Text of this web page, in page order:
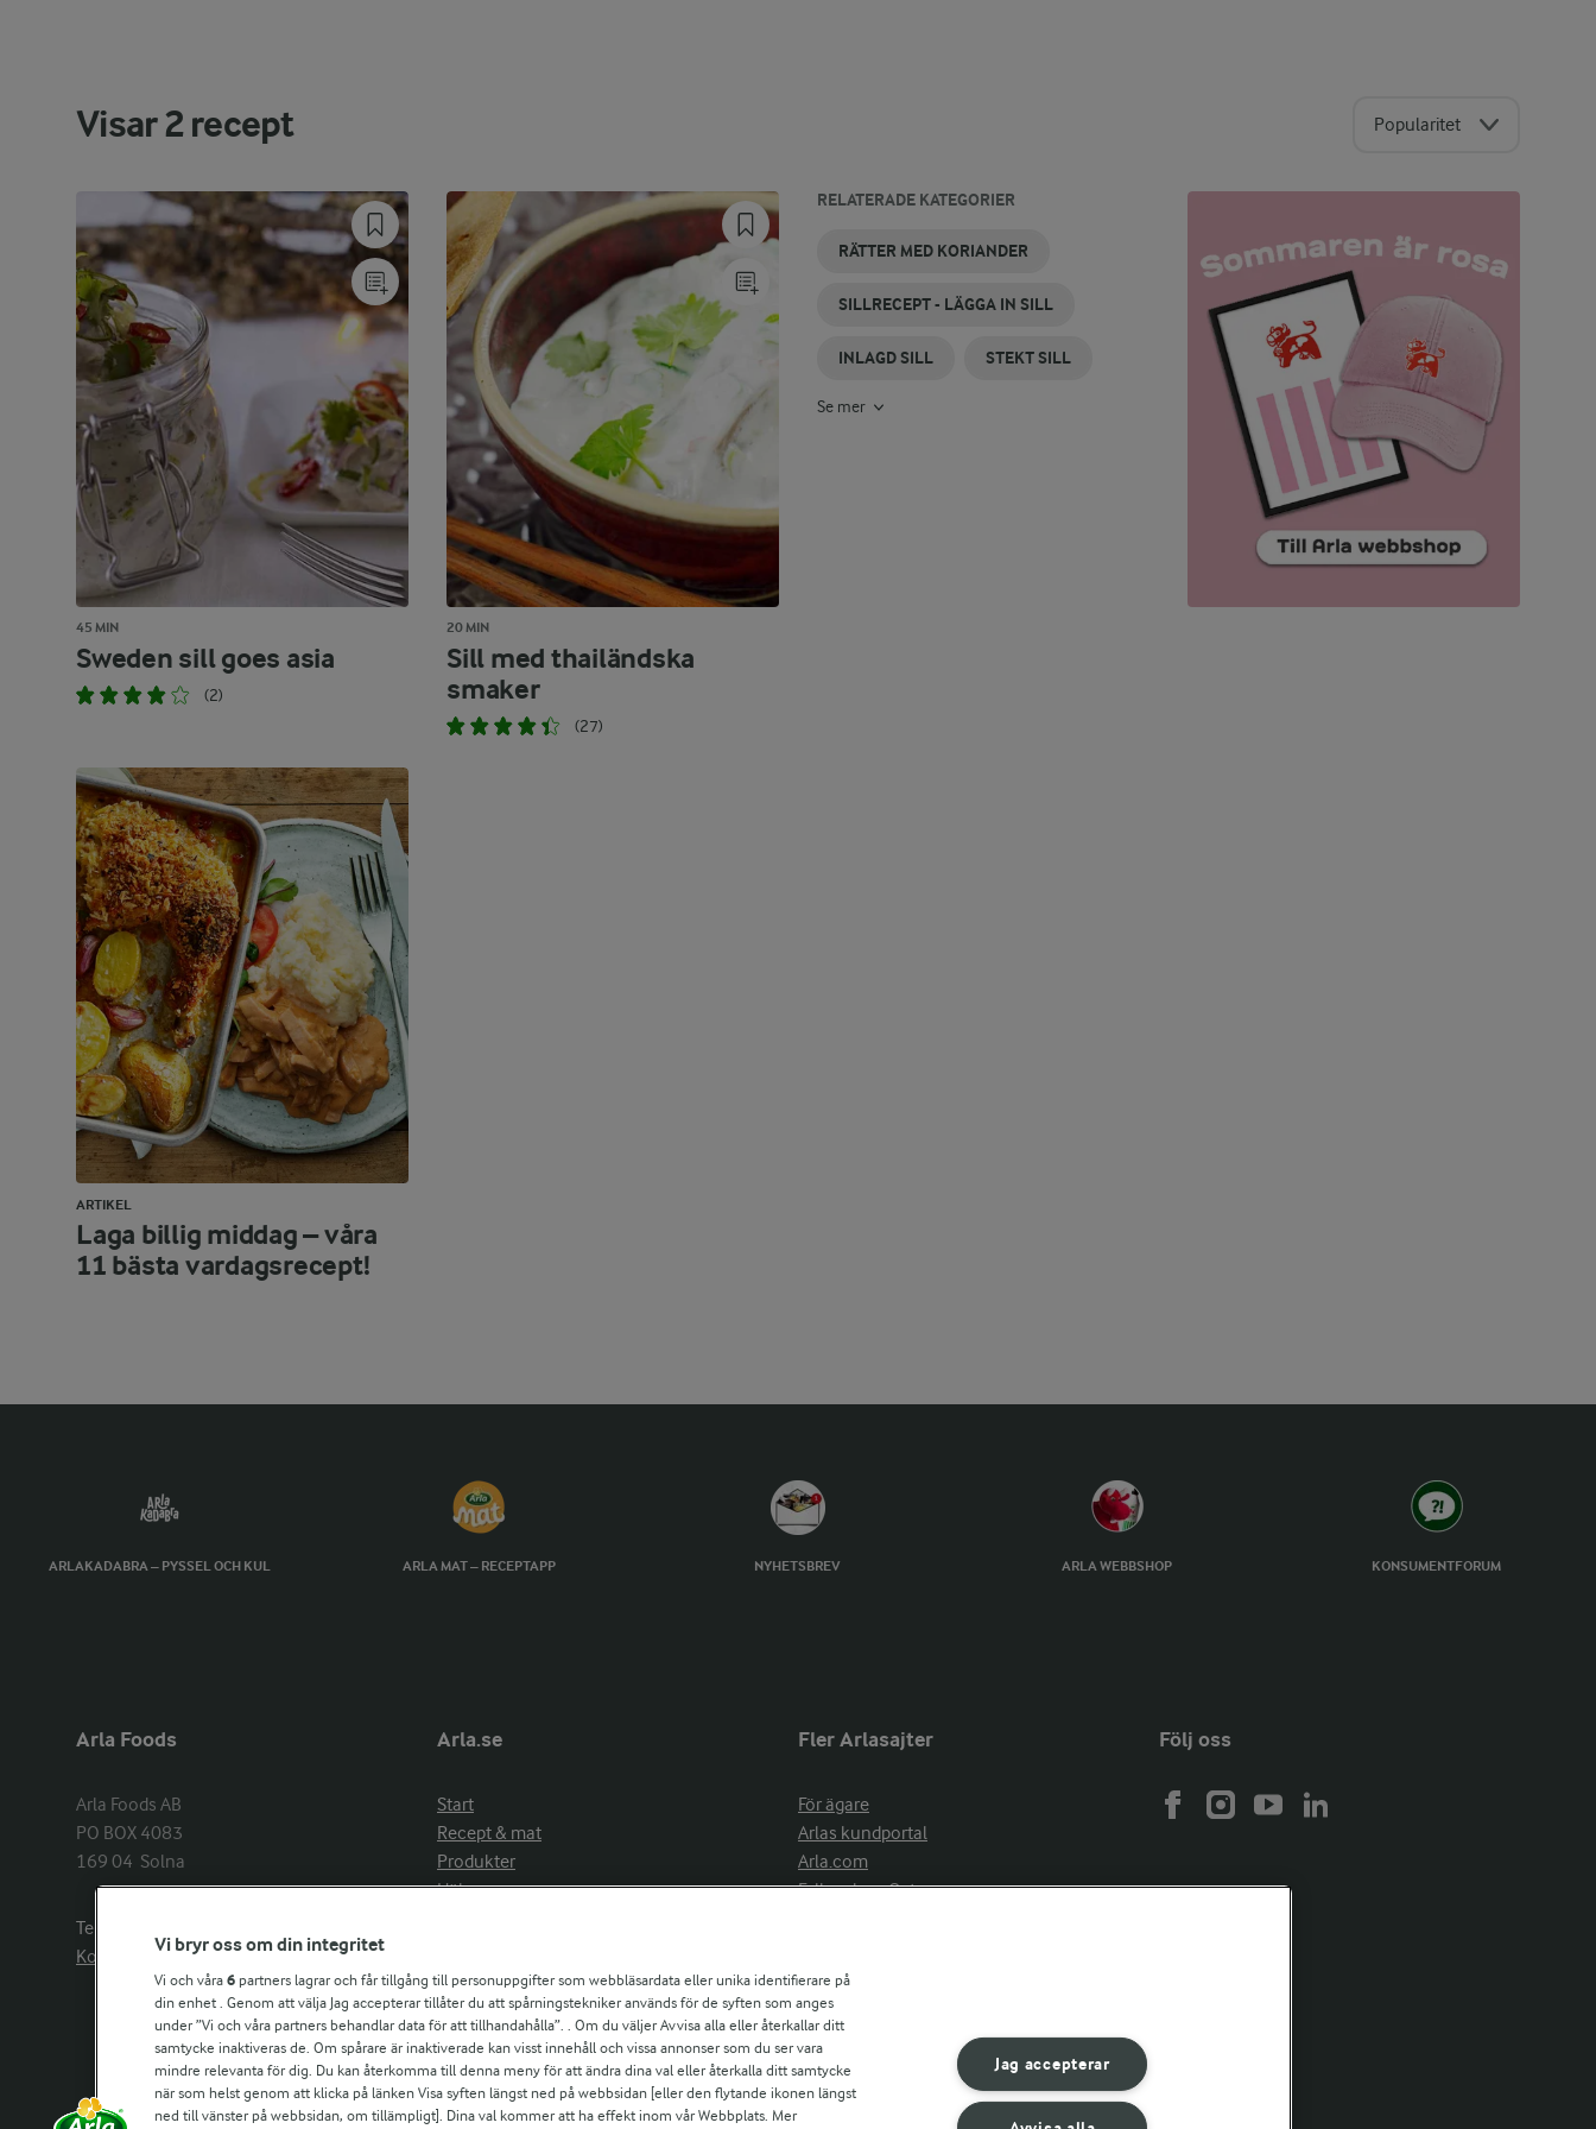
Visar2recept Popularitet
45 MIN
Sweden sill goes asia
(2)
20 MIN
Sill med thailändska
smaker
(27)
RELATERADE KATEGORIER
RÄTTER MED KORIANDER
SILLRECEPT - LÄGGA IN SILL
INLAGD SILL STEKT SILL
KORIANDERFRÖN
SENAPSILL
OCH
POTATIS
SILLSALLAD
SILLMACKA
CHIMICHURRI
KORIANDER
Se mer
ARTIKEL
Laga billig middag – våra
11 bästa vardagsrecept!
ARLAKADABRA – PYSSEL OCH KUL ARLA MAT – RECEPTAPP NYHETSBREV ARLA WEBBSHOP KONSUMENTFORUM
Arla Foods
Arla Foods AB
PO BOX 4083
169 04  Solna
Telefon:
Kontakta oss
Arla.se
Start
Recept & mat
Produkter
Hälsa
Aktuellt
Om Arla
Nyheter & press
Jobb & karriär
Kontakta oss
Fler Arlasajter
För ägare
Arlas kundportal
Arla.com
Falbygdens Ost
Följ oss
Vi bryr oss om din integritet
Vi och våra 6 partners lagrar och får tillgång till personuppgifter som webbläsardata eller unika identifierare på
din enhet . Genom att välja Jag accepterar tillåter du att spårningstekniker används för de syften som anges
under ”Vi och våra partners behandlar data för att tillhandahålla”. . Om du väljer Avvisa alla eller återkallar ditt
samtycke inaktiveras de. Om spårare är inaktiverade kan visst innehåll och vissa annonser som du ser vara
mindre relevanta för dig. Du kan återkomma till denna meny för att ändra dina val eller återkalla ditt samtycke
när som helst genom att klicka på länken Visa syften längst ned på webbsidan [eller den flytande ikonen längst
ned till vänster på webbsidan, om tillämpligt]. Dina val kommer att ha effekt inom vår Webbplats. Mer
Jag accepterar